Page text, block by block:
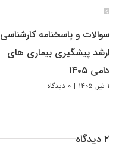
سوالات و پاسخنامه کارشناسی
ارشد پیشگیری بیماری های
دامی ۱۴۰۵
۱ تیر, ۱۴۰۵ | ۰ دیدگاه
۲ دیدگاه